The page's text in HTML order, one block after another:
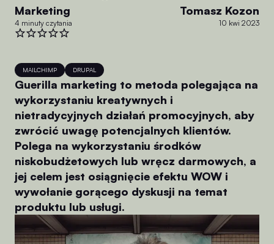
Marketing
4 minuty czytania
Tomasz Kozon
10 kwi 2023
MAILCHIMP DRUPAL
Guerilla marketing to metoda polegająca na
wykorzystaniu kreatywnych i
nietradycyjnych działań promocyjnych, aby
zwrócić uwagę potencjalnych klientów.
Polega na wykorzystaniu środków
niskobudżetowych lub wręcz darmowych, a
jej celem jest osiągnięcie efektu WOW i
wywołanie gorącego dyskusji na temat
produktu lub usługi.